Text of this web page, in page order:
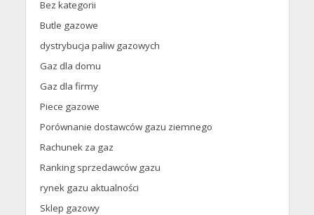
Bez kategorii
Butle gazowe
dystrybucja paliw gazowych
Gaz dla domu
Gaz dla firmy
Piece gazowe
Porównanie dostawców gazu ziemnego
Rachunek za gaz
Ranking sprzedawców gazu
rynek gazu aktualności
Sklep gazowy